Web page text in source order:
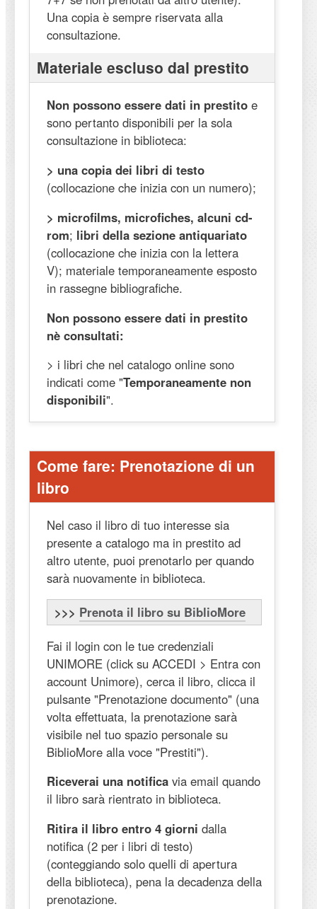
Una copia è sempre riservata alla
consultazione.
Materiale escluso dal prestito
Non possono essere dati in prestito e
sono pertanto disponibili per la sola
consultazione in biblioteca:
> una copia dei libri di testo
(collocazione che inizia con un numero);
> microfilms, microfiches, alcuni cd-
rom; libri della sezione antiquariato
(collocazione che inizia con la lettera
V); materiale temporaneamente esposto
in rassegne bibliografiche.
Non possono essere dati in prestito
nè consultati:
> i libri che nel catalogo online sono
indicati come "Temporaneamente non
disponibili".
Come fare: Prenotazione di un
libro
Nel caso il libro di tuo interesse sia
presente a catalogo ma in prestito ad
altro utente, puoi prenotarlo per quando
sarà nuovamente in biblioteca.
>>> Prenota il libro su BiblioMore
Fai il login con le tue credenziali
UNIMORE (click su ACCEDI > Entra con
account Unimore), cerca il libro, clicca il
pulsante "Prenotazione documento" (una
volta effettuata, la prenotazione sarà
visibile nel tuo spazio personale su
BiblioMore alla voce "Prestiti").
Riceverai una notificavia email quando
il libro sarà rientrato in biblioteca.
Ritira il libro entro 4 giorni dalla
notifica (2 per i libri di testo)
(conteggiando solo quelli di apertura
della biblioteca), pena la decadenza della
prenotazione.